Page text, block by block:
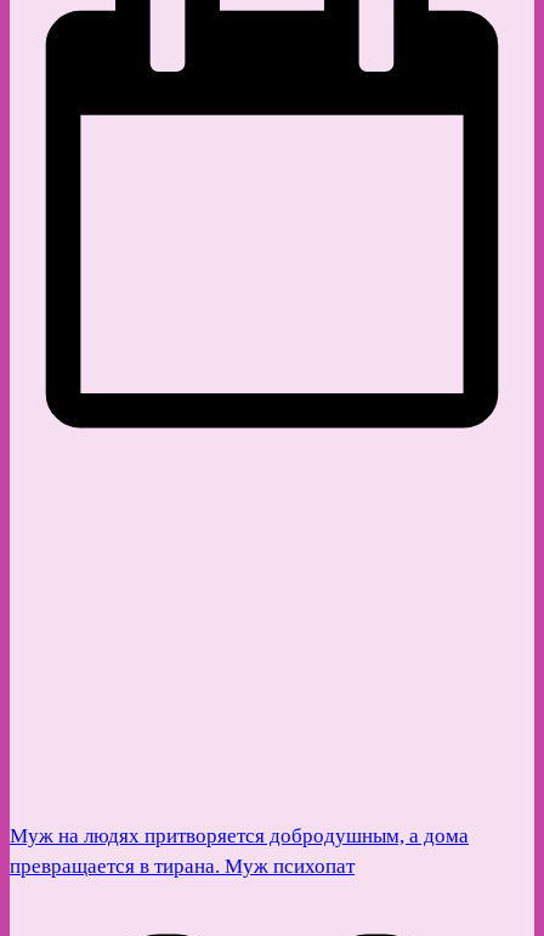
Муж на людях притворяется добродушным, а дома
превращается в тирана. Муж психопат